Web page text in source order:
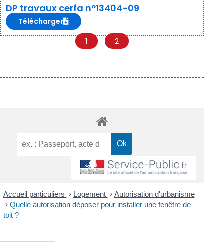
DP travaux cerfa n°13404-09
Télécharger
1 2
Accueil particuliers > Logement > Autorisation d'urbanisme
> Quelle autorisation déposer pour installer une fenêtre de
toit ?